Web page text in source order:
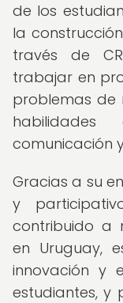
de los
la
través de
trabajar en
problemas de
comunicación
Gracias a su
y
contribuido a
en Uruguay,
innovación y
estudiantes, y